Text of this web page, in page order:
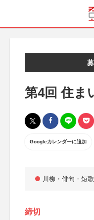
第4回 住ま
Googleカレンダーに追加
川柳・俳句・短歌
締切